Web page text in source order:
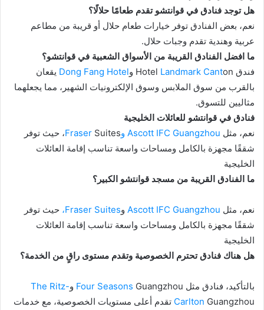
هل توجد فنادق في قوانتشو تقدم طعامًا حلالًا؟
نعم، بعض الفنادق توفر خيارات طعام حلال أو قريبة من مطاعم
عربية وهندية تقدم وجبات حلال.
ما افضل الفنادق القريبة من الأسواق الشعبية في قوانتشو؟
فندق Hotel
Landmark Canton و Dong Fang Hotel يقعان
بالقرب من سوق الملابس وسوق الإلكترونيات الشهير، مما يجعلهما
مثاليين للتسوق.
فنادق في قوانتشو للعائلات الخليجية
نعم، مثل Ascott IFC Guangzhou وFraser
Suites، حيث توفر
شققًا مجهزة بالكامل ومساحات واسعة تناسب إقامة العائلات
الخليجية
ما الفنادق القريبة من مسجد قوانتشو الكبير؟
نعم، مثل Ascott IFC Guangzhou وFraser Suites، حيث توفر
شققًا مجهزة بالكامل ومساحات واسعة تناسب إقامة العائلات
الخليجية
هل هناك فنادق تحترم الخصوصية وتقدم مستوى راقٍ من الخدمة؟
بالتأكيد، فنادق مثل Four Seasons Guangzhou و
The Ritz-
Carlton Guangzhou تقدم أعلى مستويات الخصوصية، مع خدمات